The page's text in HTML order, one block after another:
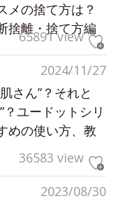
メの捨て方は？
捨離・捨て方編
65891 view
2024/11/27
さん”？それと
？ユードットシリ
めの使い方、教
36583 view
2023/08/30